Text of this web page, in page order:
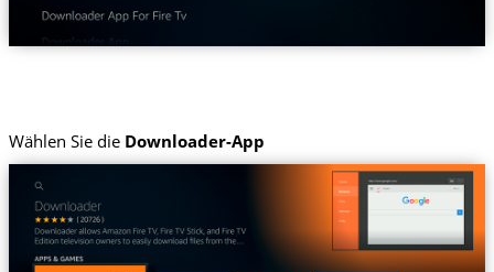
Wählen Sie die Downloader-App